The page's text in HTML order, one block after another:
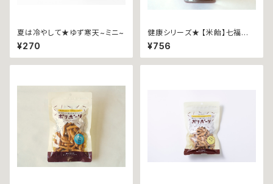
夏は冷やして★ゆず寒天~ミニ~
¥270
健康シリーズ★ 【米飴】七福芋
バター
¥756